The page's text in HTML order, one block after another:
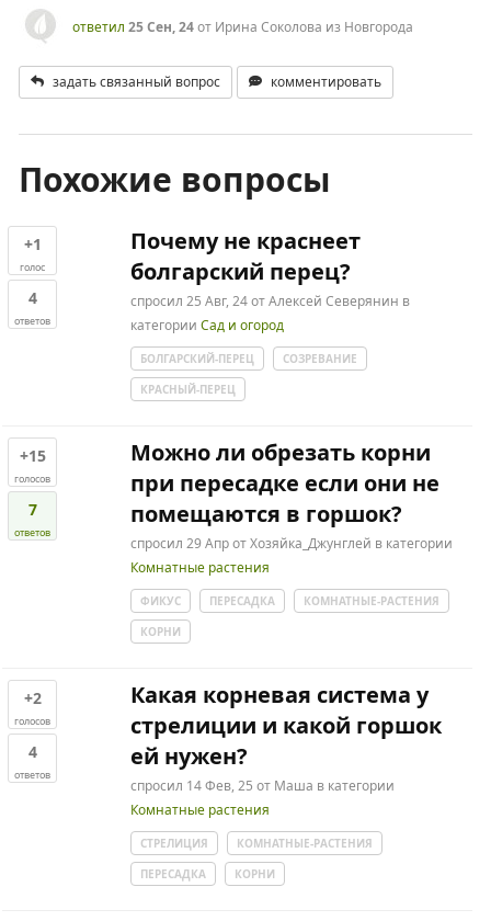
ответил 25 Сен, 24от Ирина Соколова из Новгорода
задать связанный вопрос комментировать
Похожие вопросы
+1
голос
4
ответов
Почему не краснеет
болгарский перец?
спросил 25 Авг, 24 отАлексей Северянин в
категории Сад и огород
БОЛГАРСКИЙ-ПЕРЕЦ
СОЗРЕВАНИЕ
КРАСНЫЙ-ПЕРЕЦ
+15
голосов
7
ответов
Можно ли обрезать корни
при пересадке если они не
помещаются в горшок?
спросил 29 Апр отХозяйка_Джунглей в категории
Комнатные растения
ФИКУС ПЕРЕСАДКА
КОМНАТНЫЕ-РАСТЕНИЯ
КОРНИ
+2
голосов
4
ответов
Какая корневая система у
стрелиции и какой горшок
ей нужен?
спросил 14 Фев, 25 от Маша в категории
Комнатные растения
СТРЕЛИЦИЯ
КОМНАТНЫЕ-РАСТЕНИЯ
ПЕРЕСАДКА
КОРНИ